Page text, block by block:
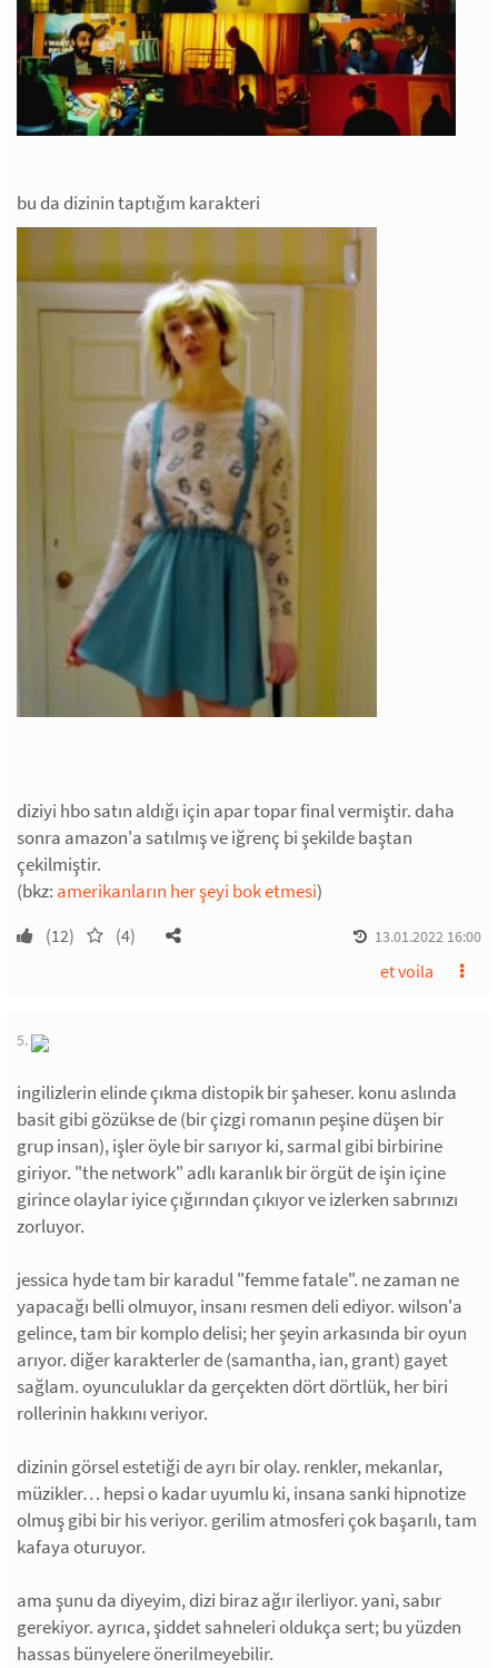
bu da dizinin taptığım karakteri
diziyi hbo satın aldığı için apar topar final vermiştir. daha
sonra amazon'a satılmış ve iğrenç bi şekilde baştan
çekilmiştir.
(bkz: amerikanların her şeyi bok etmesi)
(12) (4) 13.01.2022 16:00
et voila
5.
ingilizlerin elinde çıkma distopik bir şaheser. konu aslında
basit gibi gözükse de (bir çizgi romanın peşine düşen bir
grup insan), işler öyle bir sarıyor ki, sarmal gibi birbirine
giriyor. "the network" adlı karanlık bir örgüt de işin içine
girince olaylar iyice çığırından çıkıyor ve izlerken sabrınızı
zorluyor.
jessica hyde tam bir karadul "femme fatale". ne zaman ne
yapacağı belli olmuyor, insanı resmen deli ediyor. wilson'a
gelince, tam bir komplo delisi; her şeyin arkasında bir oyun
arıyor. diğer karakterler de (samantha, ian, grant) gayet
sağlam. oyunculuklar da gerçekten dört dörtlük, her biri
rollerinin hakkını veriyor.
dizinin görsel estetiği de ayrı bir olay. renkler, mekanlar,
müzikler… hepsi o kadar uyumlu ki, insana sanki hipnotize
olmuş gibi bir his veriyor. gerilim atmosferi çok başarılı, tam
kafaya oturuyor.
ama şunu da diyeyim, dizi biraz ağır ilerliyor. yani, sabır
gerekiyor. ayrıca, şiddet sahneleri oldukça sert; bu yüzden
hassas bünyelere önerilmeyebilir.